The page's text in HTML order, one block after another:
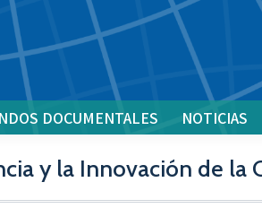
DOCUMENTALES NOTICIAS
y la Innovación de la